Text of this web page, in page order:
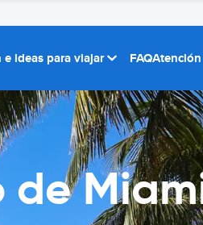
ideas para viajar FAQ
de